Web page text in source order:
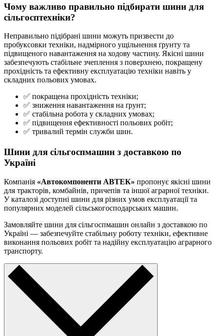
Чому важливо правильно підбирати шини для
сільгосптехніки?
Неправильно підібрані шини можуть призвести до
пробуксовки техніки, надмірного ущільнення ґрунту та
підвищеного навантаження на ходову частину. Якісні шини
забезпечують стабільне зчеплення з поверхнею, покращену
прохідність та ефективну експлуатацію техніки навіть у
складних польових умовах.
✅ покращена прохідність техніки;
✅ зниження навантаження на ґрунт;
✅ стабільна робота у складних умовах;
✅ підвищення ефективності польових робіт;
✅ тривалий термін служби шин.
Шини для сільгоспмашин з доставкою по
Україні
Компанія «Автокомпоненти АВТЕК» пропонує якісні шини
для тракторів, комбайнів, причепів та іншої аграрної техніки.
У каталозі доступні шини для різних умов експлуатації та
популярних моделей сільськогосподарських машин.
Замовляйте шини для сільгоспмашин онлайн з доставкою по
Україні — забезпечуйте стабільну роботу техніки, ефективне
виконання польових робіт та надійну експлуатацію аграрного
транспорту.